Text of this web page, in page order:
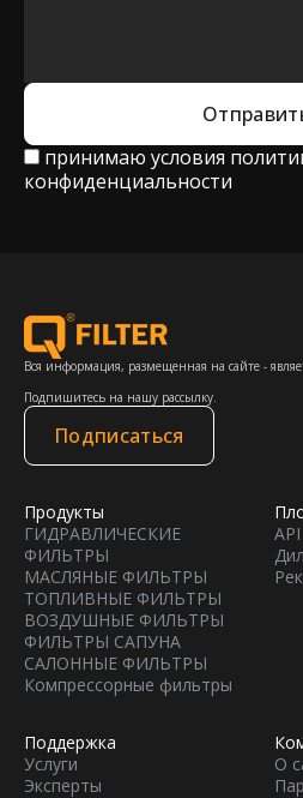
принимаю условия
конфиденциальности
Вся информация, размещенная на сайте -
Подпишитесь на нашу рассылку.
Подписаться
Продукты
ГИДРАВЛИЧЕСКИЕ
ФИЛЬТРЫ
МАСЛЯНЫЕ ФИЛЬТРЫ
ТОПЛИВНЫЕ ФИЛЬТРЫ
ВОЗДУШНЫЕ ФИЛЬТРЫ
ФИЛЬТРЫ САПУНА
САЛОННЫЕ ФИЛЬТРЫ
Компрессорные фильтры
API
Поддержка
Услуги
Эксперты
О